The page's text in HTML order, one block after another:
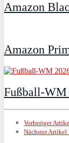
Amazon
Amazon
Fußball-WM
Vorheriger
Nächster Artikel